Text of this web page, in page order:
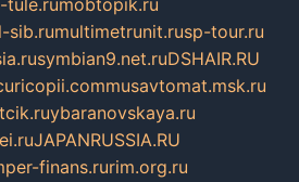
tule.rumobtopik.ru
sib.rumultimetrunit.rusp-tour.ru
symbian9.net.ruDSHAIR.RU
musavtomat.msk.ru
ybaranovskaya.ru
JAPANRUSSIA.RU
finans.rurim.org.ru